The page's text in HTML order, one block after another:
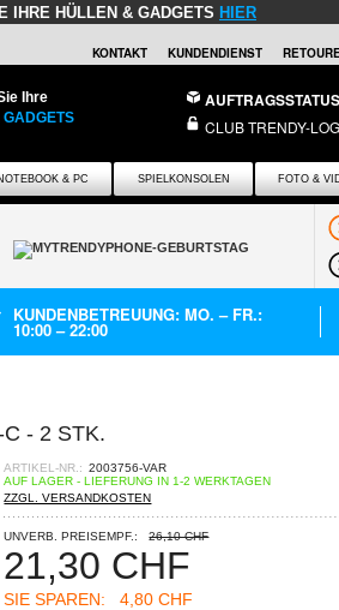
IHRE HÜLLEN & GADGETS HIER
KONTAKT KUNDENDIENST
Ihre
AUFTRAGSSTATUS
CLUB TRENDY-
& PC SPIELKONSOLEN FOTO &
KUNDENBETREUUNG: MO. – FR.:
10:00 – 22:00
- 2 STK.
ARTIKEL-NR.: 2003756-VAR
AUF LAGER - LIEFERUNG IN 1-2 WERKTAGEN
ZZGL. VERSANDKOSTEN
UNVERB. PREISEMPF.: 26,10 CHF
21,30 CHF
SIE SPAREN: 4,80 CHF